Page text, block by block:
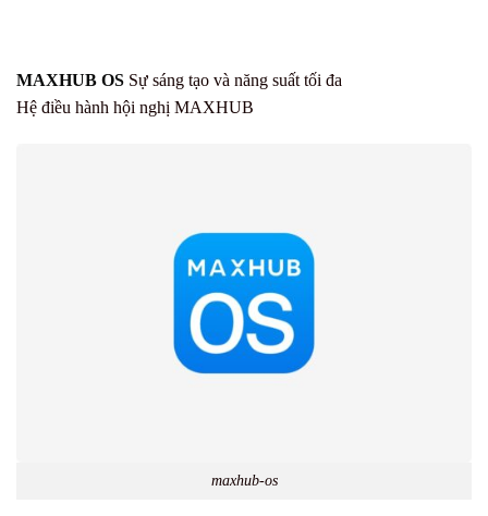
MAXHUB OS Sự sáng tạo và năng suất tối đa
Hệ điều hành hội nghị MAXHUB
maxhub-os